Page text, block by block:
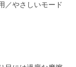
／やさしいモード